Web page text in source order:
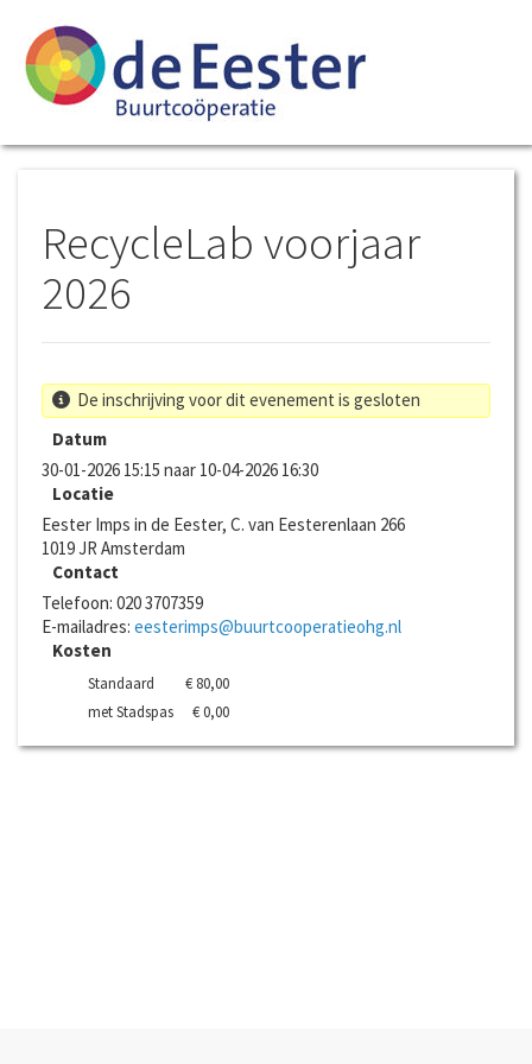
RecycleLab voorjaar
2026
De inschrijving voor dit evenement is gesloten
Datum
30-01-2026 15:15 naar 10-04-2026 16:30
Locatie
Eester Imps in de Eester, C. van Eesterenlaan 266
1019 JR Amsterdam
Contact
Telefoon: 020 3707359
E-mailadres: eesterimps@buurtcooperatieohg.nl
Kosten
Standaard
€ 80,00
met Stadspas
€ 0,00